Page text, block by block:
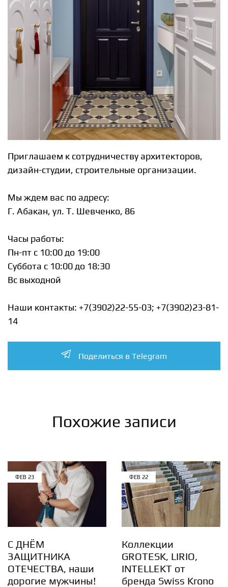
Приглашаем к сотрудничеству архитекторов,
дизайн-студии, строительные организации.
Мы ждем вас по адресу:
Г. Абакан, ул. Т. Шевченко, 86
Часы работы:
Пн-пт c 10:00 до 19:00
Суббота с 10:00 до 18:30
Вс выходной
Наши контакты: +7(3902)22-55-03; +7(3902)23-81-
14
Поделиться в Telegram
Похожие записи
ФЕВ 23
С ДНЁМ
ЗАЩИТНИКА
ОТЕЧЕСТВА, наши
дорогие мужчины!
ФЕВ 22
Коллекции
GROTESK, LIRIO,
INTELLEKT от
бренда Swiss Krono